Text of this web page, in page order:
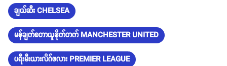
ချယ်ဆီး CHELSEA
မန်ချက်စတာယူနိုက်တက် MANCHESTER UNITED
ပရီးမီးယားလိဂ်ဖလား PREMIER LEAGUE